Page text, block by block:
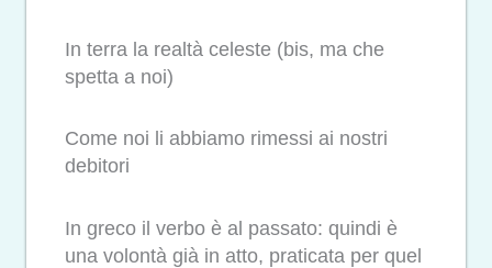
In terra la realtà celeste (bis, ma che
spetta a noi)
Come noi li abbiamo rimessi ai nostri
debitori
In greco il verbo è al passato: quindi è
una volontà già in atto, praticata per quel